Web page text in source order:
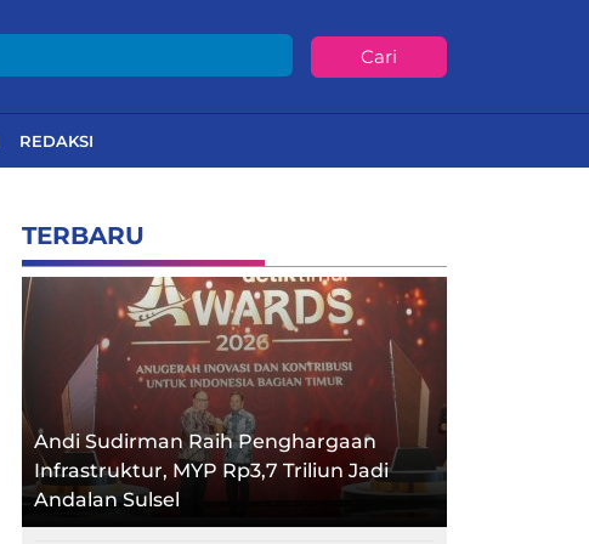
Cari
REDAKSI
TERBARU
Andi Sudirman Raih Penghargaan
Infrastruktur, MYP Rp3,7 Triliun Jadi
Andalan Sulsel